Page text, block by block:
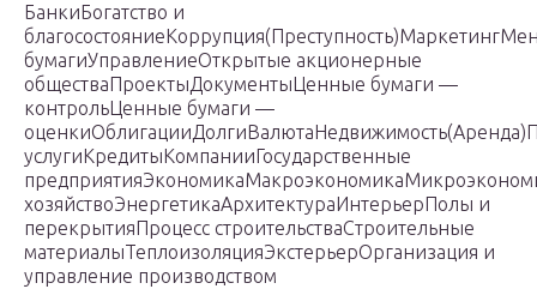
БанкиБогатство и
бумагиУправлениеОткрытые акционерные
обществаПроектыДокументыЦенные бумаги —
контрольЦенные бумаги —
услугиКредитыКомпанииГосударственные
хозяйствоЭнергетикаАрхитектураИнтерьерПолы и
перекрытияПроцесс строительстваСтроительные
материалыТеплоизоляцияЭкстерьерОрганизация и
управление производством